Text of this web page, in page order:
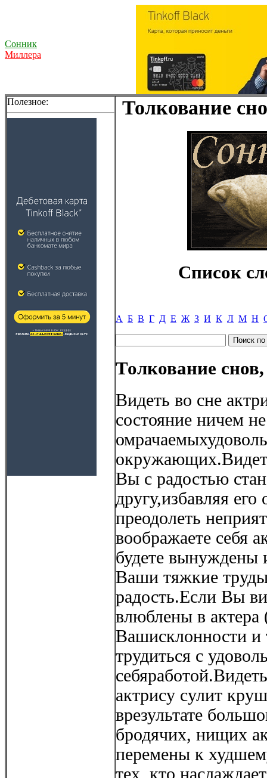
Сонник
Миллера
Полезное: Толкование
Список
А Б В Г Д Е Ж З И К Л М Н
Толкование
Видеть во сне
состояние ничем не
Вы с радостью
другу,избавляя
преодолеть
воображаете себя
будете вынуждены
Ваши тяжкие
радость.Если Вы
влюблены в актера
Вашисклонности и
трудиться с
актрису сулит
врезультате
бродячих, нищих
перемены к
тех, кто